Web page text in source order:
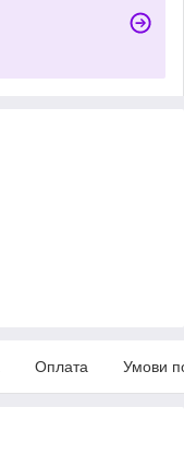
Оплата Умови